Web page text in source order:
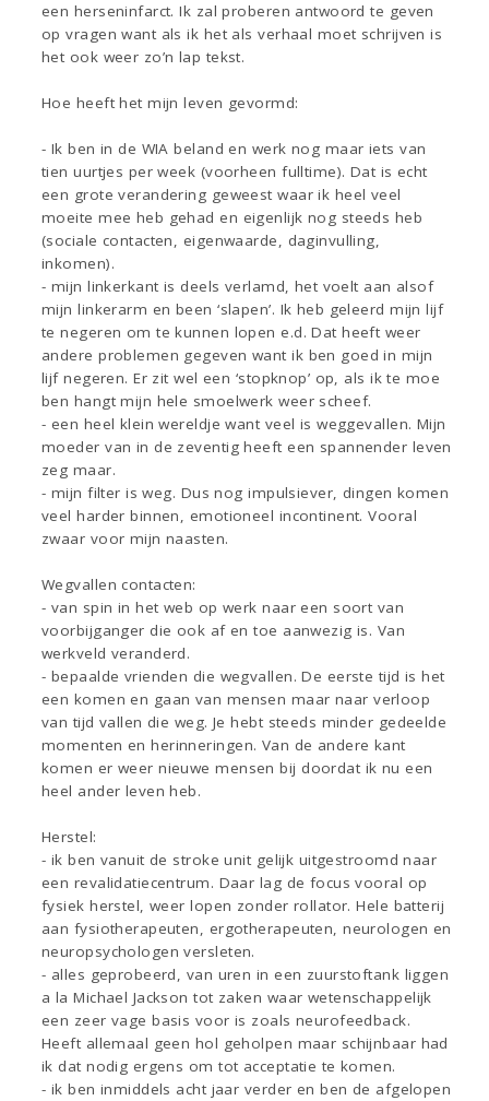
een herseninfarct. Ik zal proberen antwoord te geven
op vragen want als ik het als verhaal moet schrijven is
het ook weer zo’n lap tekst.
Hoe heeft het mijn leven gevormd:
- Ik ben in de WIA beland en werk nog maar iets van
tien uurtjes per week (voorheen fulltime). Dat is echt
een grote verandering geweest waar ik heel veel
moeite mee heb gehad en eigenlijk nog steeds heb
(sociale contacten, eigenwaarde, daginvulling,
inkomen).
- mijn linkerkant is deels verlamd, het voelt aan alsof
mijn linkerarm en been ‘slapen’. Ik heb geleerd mijn lijf
te negeren om te kunnen lopen e.d. Dat heeft weer
andere problemen gegeven want ik ben goed in mijn
lijf negeren. Er zit wel een ‘stopknop’ op, als ik te moe
ben hangt mijn hele smoelwerk weer scheef.
- een heel klein wereldje want veel is weggevallen. Mijn
moeder van in de zeventig heeft een spannender leven
zeg maar.
- mijn filter is weg. Dus nog impulsiever, dingen komen
veel harder binnen, emotioneel incontinent. Vooral
zwaar voor mijn naasten.
Wegvallen contacten:
- van spin in het web op werk naar een soort van
voorbijganger die ook af en toe aanwezig is. Van
werkveld veranderd.
- bepaalde vrienden die wegvallen. De eerste tijd is het
een komen en gaan van mensen maar naar verloop
van tijd vallen die weg. Je hebt steeds minder gedeelde
momenten en herinneringen. Van de andere kant
komen er weer nieuwe mensen bij doordat ik nu een
heel ander leven heb.
Herstel:
- ik ben vanuit de stroke unit gelijk uitgestroomd naar
een revalidatiecentrum. Daar lag de focus vooral op
fysiek herstel, weer lopen zonder rollator. Hele batterij
aan fysiotherapeuten, ergotherapeuten, neurologen en
neuropsychologen versleten.
- alles geprobeerd, van uren in een zuurstoftank liggen
a la Michael Jackson tot zaken waar wetenschappelijk
een zeer vage basis voor is zoals neurofeedback.
Heeft allemaal geen hol geholpen maar schijnbaar had
ik dat nodig ergens om tot acceptatie te komen.
- ik ben inmiddels acht jaar verder en ben de afgelopen